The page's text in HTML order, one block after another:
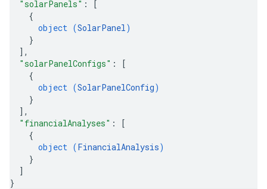
"solarPanels" :
[
{
object (SolarPanel)
}
] ,
"solarPanelConfigs" :
[
{
object (SolarPanelConfig)
}
] ,
"financialAnalyses" :
[
{
object (FinancialAnalysis)
}
]
}